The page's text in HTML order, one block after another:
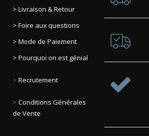
> Livraison & Retour
> Foire aux questions
> Mode de Paiement
> Pourquoi on est génial
> Recrutement
> Conditions Générales
de Vente